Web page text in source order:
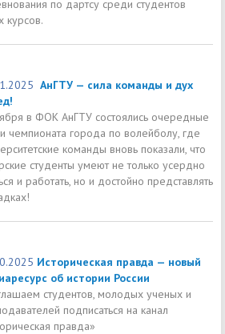
по дартсу среди студентов
курсов.
АнГТУ — сила команды и дух
в ФОК АнГТУ состоялись очередные
чемпионата города по волейболу, где
команды вновь показали, что
студенты умеют не только усердно
и работать, но и достойно представлять
Историческая правда — новый
об истории России
студентов, молодых ученых и
подписаться на канал
правда»